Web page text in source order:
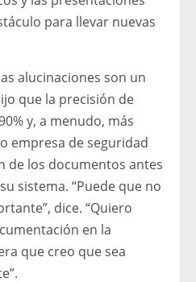
para llevar nuevas
alucinaciones son un
que la precisión de
y, a menudo, más
empresa de seguridad
de los documentos antes
sistema. “Puede que no
dice. “Quiero
en la
que creo que sea